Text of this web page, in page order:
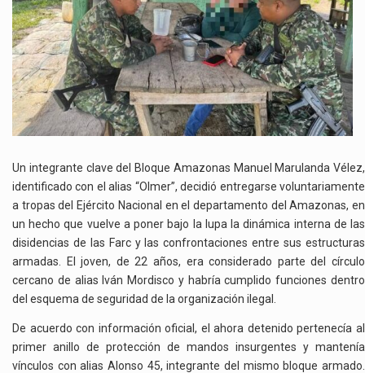
AL
EJÉRCITO
Y
ABRE
NUEVAS
PISTAS
SOBRE
DISPUTAS
EN
DISIDENCIAS
Un integrante clave del Bloque Amazonas Manuel Marulanda Vélez,
identificado con el alias “Olmer”, decidió entregarse voluntariamente
a tropas del Ejército Nacional en el departamento del Amazonas, en
un hecho que vuelve a poner bajo la lupa la dinámica interna de las
disidencias de las Farc y las confrontaciones entre sus estructuras
armadas. El joven, de 22 años, era considerado parte del círculo
cercano de alias Iván Mordisco y habría cumplido funciones dentro
del esquema de seguridad de la organización ilegal.
De acuerdo con información oficial, el ahora detenido pertenecía al
primer anillo de protección de mandos insurgentes y mantenía
vínculos con alias Alonso 45, integrante del mismo bloque armado.